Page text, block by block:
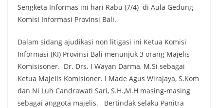
Sengketa Informas ini hari Rabu (7/4) di Aula Gedung
Komisi Informasi Provinsi Bali.
Dalam sidang ajudikasi non litigasi ini Ketua Komisi
Informasi (KI) Provinsi Bali menunjuk 3 orang Majelis
Komisisoner. Dr. Drs. I Wayan Darma, M.Si sebagai
Ketua Majelis Komisioner. I Made Agus Wirajaya, S.Kom
dan Ni Luh Candrawati Sari, S.H.,M.H masing-masing
sebagai anggota majelis. Bertindak selaku Panitra